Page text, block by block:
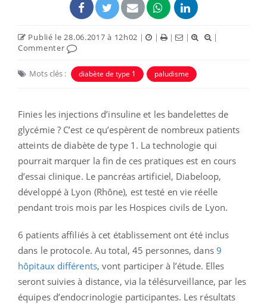
Publié le 28.06.2017 à 12h02 | | | |
|
Commenter
Mots clés : diabète de type 1 paludisme
Finies les injections d’insuline et les bandelettes de
glycémie ? C’est ce qu’espèrent de nombreux patients
atteints de diabète de type 1. La technologie qui
pourrait marquer la fin de ces pratiques est en cours
d’essai clinique. Le pancréas artificiel, Diabeloop,
développé à Lyon (Rhône), est testé en vie réelle
pendant trois mois par les Hospices civils de Lyon.
6 patients affiliés à cet établissement ont été inclus
dans le protocole. Au total, 45 personnes, dans 9
hôpitaux différents, vont participer à l’étude. Elles
seront suivies à distance, via la télésurveillance, par les
équipes d’endocrinologie participantes. Les résultats